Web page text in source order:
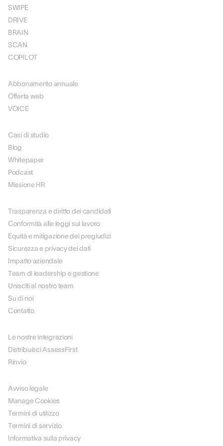
SWIPE
DRIVE
BRAIN
SCAN
COPILOT
Abbonamento annuale
Offerta web
VOICE
Casi di studio
Blog
Whitepaper
Podcast
Missione HR
Trasparenza e diritto dei candidati
Conformità alle leggi sul lavoro
Equità e mitigazione dei pregiudizi
Sicurezza e privacy dei dati
Impatto aziendale
Team di leadership e gestione
Unisciti al nostro team
Su di noi
Contatto
Le nostre integrazioni
Distribuisci AssessFirst
Rinvio
Avviso legale
Manage Cookies
Termini di utilizzo
Termini di servizio
Informativa sulla privacy